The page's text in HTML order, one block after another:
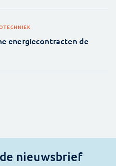
energiecontracten de
nieuwsbrief